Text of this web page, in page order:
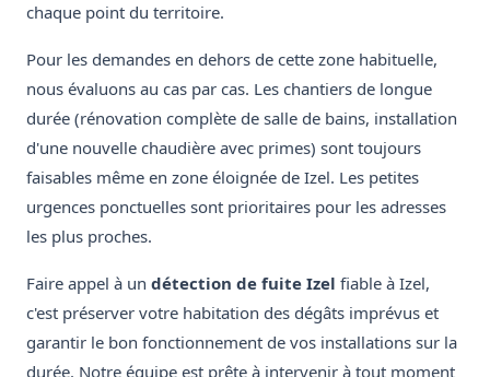
chaque point du territoire.
Pour les demandes en dehors de cette zone habituelle,
nous évaluons au cas par cas. Les chantiers de longue
durée (rénovation complète de salle de bains, installation
d'une nouvelle chaudière avec primes) sont toujours
faisables même en zone éloignée de Izel. Les petites
urgences ponctuelles sont prioritaires pour les adresses
les plus proches.
Faire appel à un détection de fuite Izel fiable à Izel,
c'est préserver votre habitation des dégâts imprévus et
garantir le bon fonctionnement de vos installations sur la
durée. Notre équipe est prête à intervenir à tout moment